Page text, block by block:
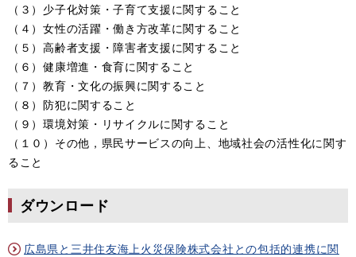
（３）少子化対策・子育て支援に関すること
（４）女性の活躍・働き方改革に関すること
（５）高齢者支援・障害者支援に関すること
（６）健康増進・食育に関すること
（７）教育・文化の振興に関すること
（８）防犯に関すること
（９）環境対策・リサイクルに関すること
（１０）その他，県民サービスの向上、地域社会の活性化に関す
ること
ダウンロード
広島県と三井住友海上火災保険株式会社との包括的連携に関